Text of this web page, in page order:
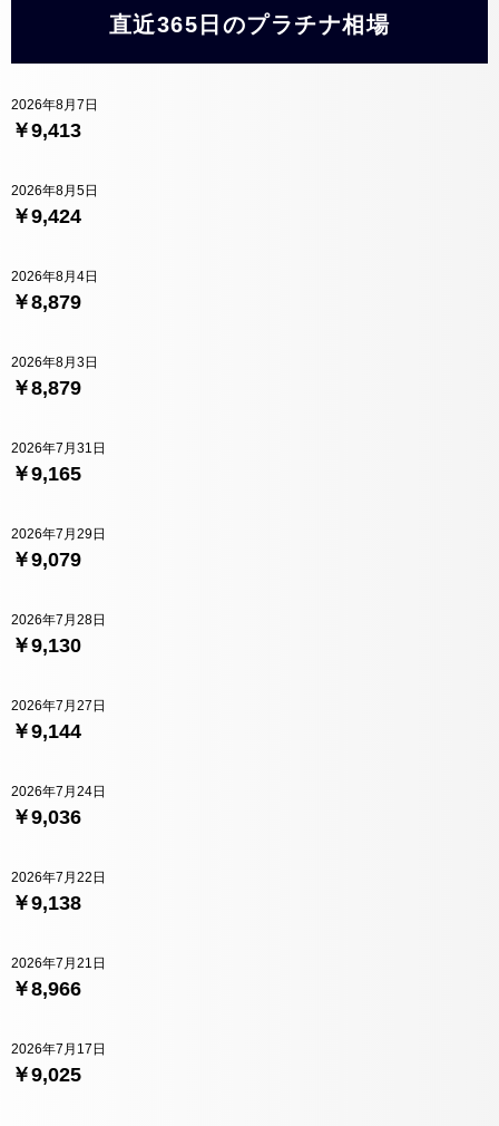
直近365日のプラチナ相場
￥9,413
2026年8月7日
￥9,424
2026年8月5日
￥8,879
2026年8月4日
￥8,879
2026年8月3日
￥9,165
2026年7月31日
￥9,079
2026年7月29日
￥9,130
2026年7月28日
￥9,144
2026年7月27日
￥9,036
2026年7月24日
￥9,138
2026年7月22日
￥8,966
2026年7月21日
￥9,025
2026年7月17日